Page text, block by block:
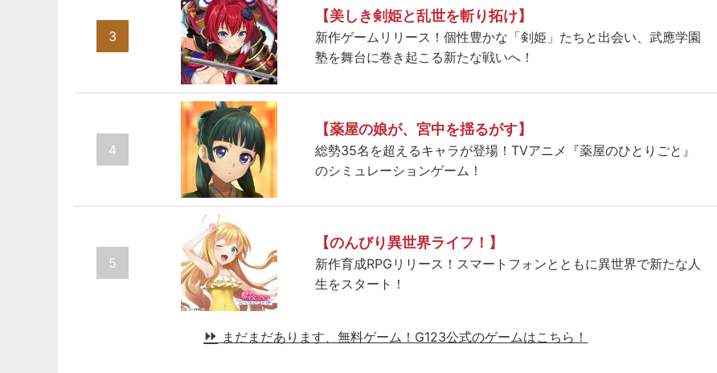
3
【美しき剣姫と乱世を斬り拓け】
新作ゲームリリース！個性豊かな「剣姫」たちと出会い、武應学園
塾を舞台に巻き起こる新たな戦いへ！
4
【薬屋の娘が、宮中を揺るがす】
総勢35名を超えるキャラが登場！TVアニメ『薬屋のひとりごと』
のシミュレーションゲーム！
5
【のんびり異世界ライフ！】
新作育成RPGリリース！スマートフォンとともに異世界で新たな人
生をスタート！
まだまだあります、無料ゲーム！ G123公式のゲームはこちら！